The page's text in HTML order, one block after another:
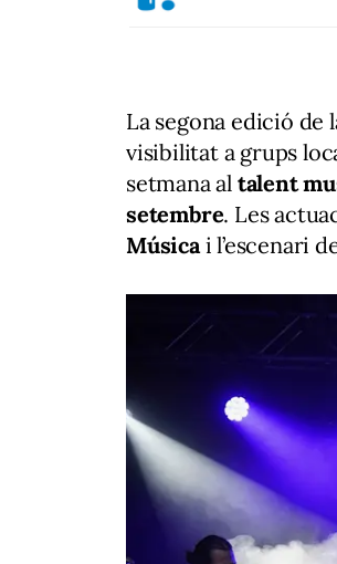
La segona edició de
visibilitat a grups
setmana al talent
setembre. Les
Músicai l’escenari